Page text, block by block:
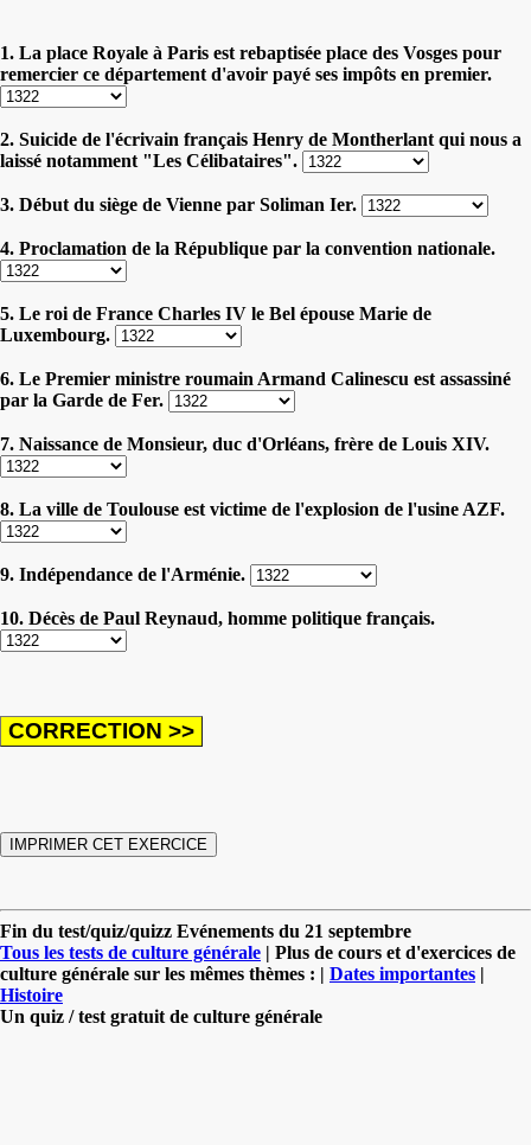
1. La place Royale à Paris est rebaptisée place des Vosges pour
remercier ce département d'avoir payé ses impôts en premier.
2. Suicide de l'écrivain français Henry de Montherlant qui nous a
laissé notamment "Les Célibataires".
3. Début du siège de Vienne par Soliman Ier.
4. Proclamation de la République par la convention nationale.
5. Le roi de France Charles IV le Bel épouse Marie de
Luxembourg.
6. Le Premier ministre roumain Armand Calinescu est assassiné
par la Garde de Fer.
7. Naissance de Monsieur, duc d'Orléans, frère de Louis XIV.
8. La ville de Toulouse est victime de l'explosion de l'usine AZF.
9. Indépendance de l'Arménie.
10. Décès de Paul Reynaud, homme politique français.
Fin du test/quiz/quizz Evénements du 21 septembre
Tous les tests de culture générale | Plus de cours et d'exercices de
culture générale sur les mêmes thèmes : | Dates importantes |
Histoire
Un quiz / test gratuit de culture générale